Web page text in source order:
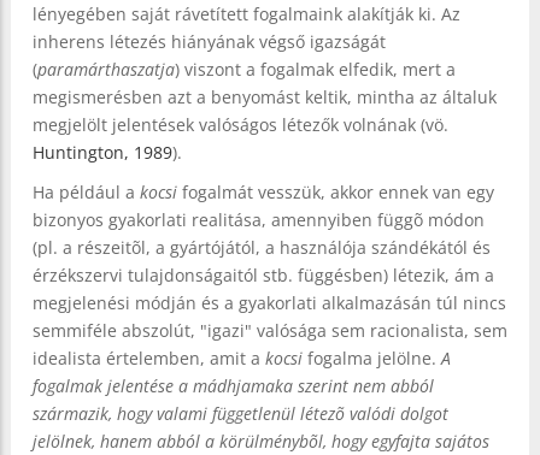
lényegében saját rávetített fogalmaink alakítják ki. Az
inherens létezés hiányának végső igazságát
(paramárthaszatja) viszont a fogalmak elfedik, mert a
megismerésben azt a benyomást keltik, mintha az általuk
megjelölt jelentések valóságos létezők volnának (vö.
Huntington, 1989).
Ha például a kocsi fogalmát vesszük, akkor ennek van egy
bizonyos gyakorlati realitása, amennyiben függõ módon
(pl. a részeitõl, a gyártójától, a használója szándékától és
érzékszervi tulajdonságaitól stb. függésben) létezik, ám a
megjelenési módján és a gyakorlati alkalmazásán túl nincs
semmiféle abszolút, "igazi" valósága sem racionalista, sem
idealista értelemben, amit a kocsi fogalma jelölne.A
fogalmak jelentése a mádhjamaka szerint nem abból
származik, hogy valami függetlenül létezõ valódi dolgot
jelölnek, hanem abból a körülménybõl, hogy egyfajta sajátos